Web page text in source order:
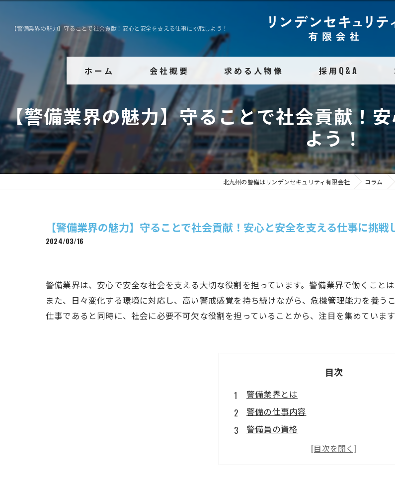
【警備業界の魅力】守ることで社会貢献！安心と安全を支える仕事に挑戦しよう！
ホーム 会社概要
代表挨拶
ビジョン
事業案内
求める人物像 採用Q&A
【警備業界の魅力】守ることで社会貢献！
よう！
北九州の警備はリンデンセキュリティ有限会社 コラム
【警備業界の魅力】守ることで社会貢献！安心と安全を支える仕事に挑戦
2024/03/16
警備業界は、安心で安全な社会を支える大切な役割を担っています。警備業界で働くこと
また、日々変化する環境に対応し、高い警戒感覚を持ち続けながら、危機管理能力を養う
仕事であると同時に、社会に必要不可欠な役割を担っていることから、注目を集めていま
目次
警備業界とは
警備の仕事内容
警備員の資格
今後の展望